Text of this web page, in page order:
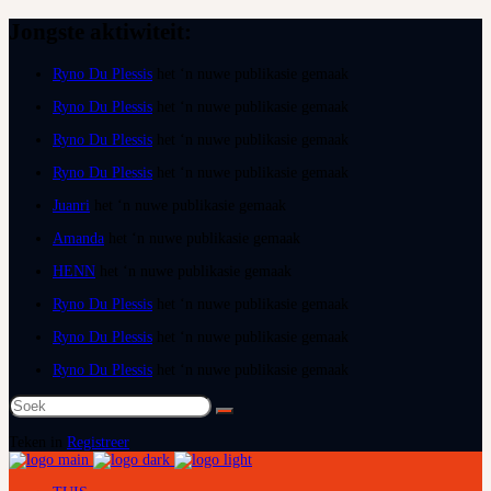
Ryno Du Plessis
Ryno Du Plessis
Ryno Du Plessis
Ryno Du Plessis
Juanri
Amanda
HENN
Ryno Du Plessis
Ryno Du Plessis
Ryno Du Plessis
Soek
na:
Registreer